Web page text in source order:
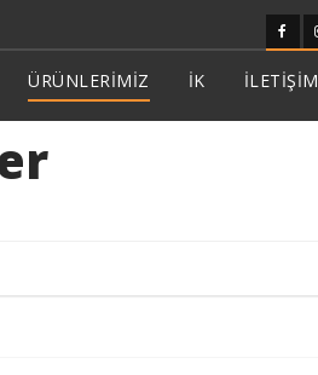
ÜRÜNLERİMİZ İK İLETİŞİM